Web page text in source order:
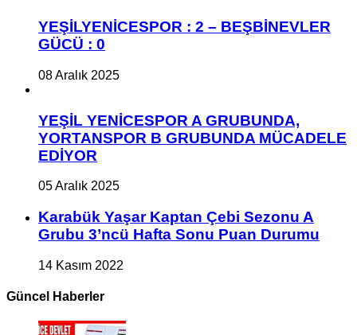
YEŞİLYENİCESPOR : 2 – BEŞBİNEVLER
GÜCÜ : 0
08 Aralık 2025
YEŞİL YENİCESPOR A GRUBUNDA,
YORTANSPOR B GRUBUNDA MÜCADELE
EDİYOR
05 Aralık 2025
Karabük Yaşar Kaptan Çebi Sezonu A
Grubu 3’ncü Hafta Sonu Puan Durumu
14 Kasım 2022
Güncel Haberler